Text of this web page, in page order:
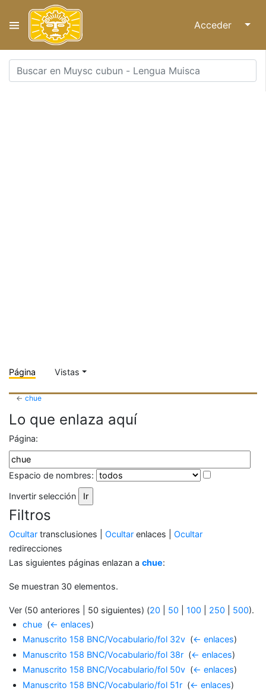
Acceder ↓
Página Vistas
←chue
Lo que enlaza aquí
Página:
Espacio de nombres:
Invertir selección
Filtros
Ocultar transclusiones | Ocultar enlaces | Ocultar
redirecciones
Las siguientes páginas enlazan a chue:
Se muestran 30 elementos.
Ver (50 anteriores | 50 siguientes) (20 50 100 250 500).
chue (← enlaces)
Manuscrito 158 BNC/Vocabulario/fol 32v (← enlaces)
Manuscrito 158 BNC/Vocabulario/fol 38r (← enlaces)
Manuscrito 158 BNC/Vocabulario/fol 50v (← enlaces)
Manuscrito 158 BNC/Vocabulario/fol 51r (← enlaces)